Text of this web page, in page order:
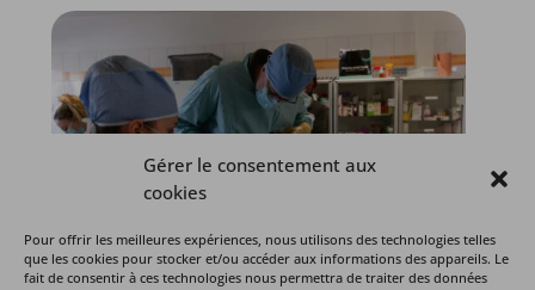
Gérer le consentement aux
cookies
Pour offrir les meilleures expériences, nous utilisons des technologies telles
que les cookies pour stocker et/ou accéder aux informations des appareils. Le
fait de consentir à ces technologies nous permettra de traiter des données